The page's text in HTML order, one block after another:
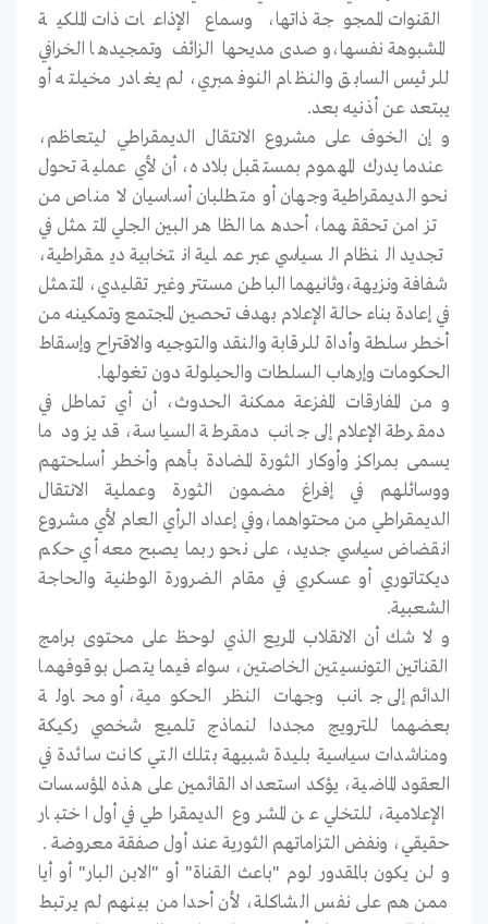
القنوات الممجوجة ذاتها، وسماع الإذاعات ذات الملكية
المشبوهة نفسها،وصدى مديحها الزائف وتمجيدها الخرافي
للرئيس السابق والنظام النوفمبري، لم يغادر مخيلته أو
يبتعد عن أذنيه بعد.
و إن الخوف على مشروع الانتقال الديمقراطي ليتعاظم،
عندما يدرك المهموم بمستقبل بلاده، أن لأي عملية تحول
نحو الديمقراطية وجهان أو متطلبان أساسيان لا مناص من
تزامن تحققهما، أحدهما الظاهر البين الجلي المتمثل في
تجديد النظام السياسي عبر عملية انتخابية ديمقراطية،
شفافة ونزيهة،وثانيهما الباطن مستتر وغير تقليدي، المتمثل
في إعادة بناء حالة الإعلام بهدف تحصين المجتمع وتمكينه من
أخطر سلطة وأداة للرقابة والنقد والتوجيه والاقتراح وإسقاط
الحكومات وإرهاب السلطات والحيلولة دون تغولها.
و من المفارقات المفزعة ممكنة الحدوث، أن أي تماطل في
دمقرطة الإعلام إلى جانب دمقرطة السياسة، قد يزود ما
يسمى بمراكز وأوكار الثورة المضادة بأهم وأخطر أسلحتهم
ووسائلهم في إفراغ مضمون الثورة وعملية الانتقال
الديمقراطي من محتواهما،وفي إعداد الرأي العام لأي مشروع
انقضاض سياسي جديد، على نحو ربما يصبح معه أي حكم
ديكتاتوري أو عسكري في مقام الضرورة الوطنية والحاجة
الشعبية.
و لا شك أن الانقلاب المريع الذي لوحظ على محتوى برامج
القناتين التونسيتين الخاصتين، سواء فيما يتصل بوقوفهما
الدائم إلى جانب وجهات النظر الحكومية، أو محاولة
بعضهما للترويج مجددا لنماذج تلميع شخصي ركيكة
ومناشدات سياسية بليدة شبيهة بتلك التي كانت سائدة في
العقود الماضية، يؤكد استعداد القائمين على هذه المؤسسات
الإعلامية، للتخلي عن المشروع الديمقراطي في أول اختبار
حقيقي، ونفض التزاماتهم الثورية عند أول صفقة معروضة .
و لن يكون بالمقدور لوم "باعث القناة" أو "الابن البار" أو أيا
ممن هم على نفس الشاكلة، لأن أحدا من بينهم لم يرتبط